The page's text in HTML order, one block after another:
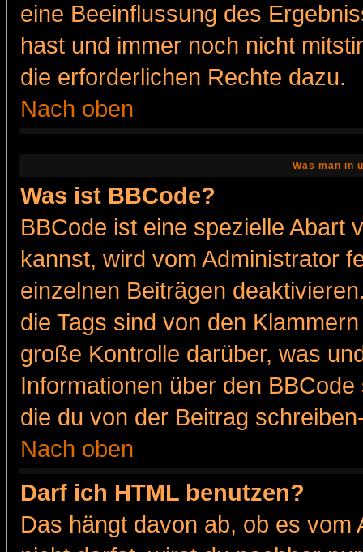
eine Beeinflussung des
hast und immer noch nicht
die erforderlichen Rechte dazu.
Nach oben
Was man in
Was ist BBCode?
BBCode ist eine spezielle Abart
kannst, wird vom Administrator
einzelnen Beiträgen
die Tags sind von den
große Kontrolle darüber, was
Informationen über den
die du von der Beitrag
Nach oben
Darf ich HTML benutzen?
Das hängt davon ab, ob es